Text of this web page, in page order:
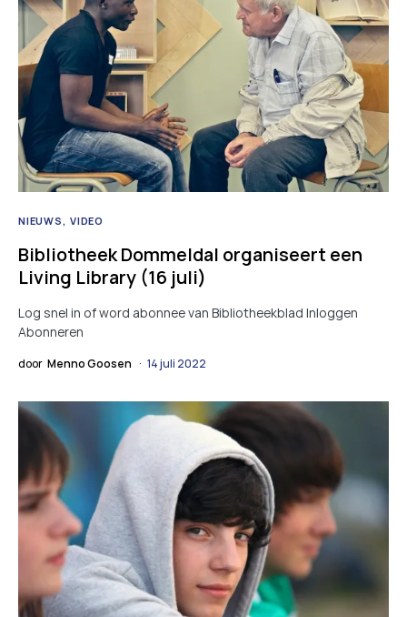
NIEUWS VIDEO
Bibliotheek Dommeldal organiseert een
Living Library (16 juli)
Log snel in of word abonnee van Bibliotheekblad Inloggen
Abonneren
door Menno Goosen 14 juli 2022